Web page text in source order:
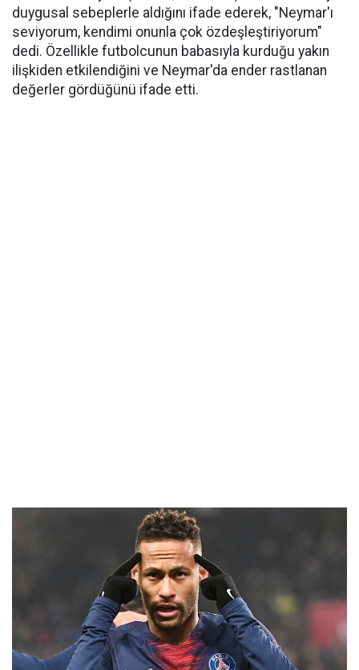
duygusal sebeplerle aldığını ifade ederek, "Neymar'ı
seviyorum, kendimi onunla çok özdeşleştiriyorum"
dedi. Özellikle futbolcunun babasıyla kurduğu yakın
ilişkiden etkilendiğini ve Neymar'da ender rastlanan
değerler gördüğünü ifade etti.